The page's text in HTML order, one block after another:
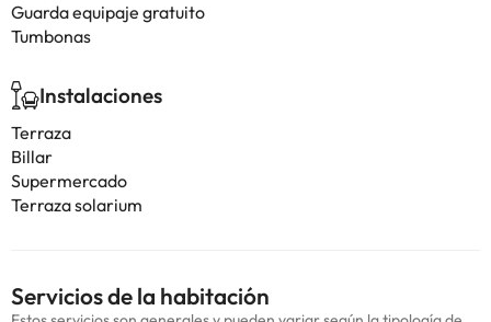
Guarda equipaje gratuito
Tumbonas
Instalaciones
Terraza
Billar
Supermercado
Terraza solarium
Servicios de la habitación